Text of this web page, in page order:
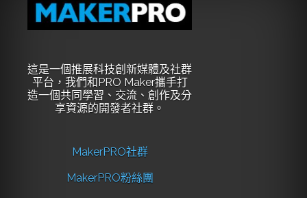
這是一個推展科技創新媒體及社群
平台，我們和PRO Maker攜手打
造一個共同學習、交流、創作及分
享資源的開發者社群。
MakerPRO社群
MakerPRO粉絲團